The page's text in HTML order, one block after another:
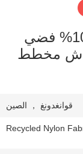
73% نايلون معاد تدويره + 10% فضي
قماش مخطط
قوانغدونغ ， الصين
Recycled Nylon